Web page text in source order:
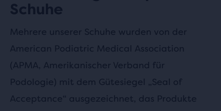
Schuhe
Mehrere unserer Schuhe wurden von der
American Podiatric Medical Association
(APMA, Amerikanischer Verband für
Podologie) mit dem Gütesiegel „Seal of
Acceptance“ ausgezeichnet, das Produkte